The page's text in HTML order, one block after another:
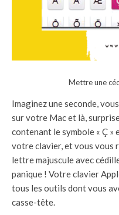
Mettre une
Imaginez une seconde,
sur votre Mac et là,
contenant le symbole « Ç »
votre clavier, et vous vous
lettre majuscule avec
panique ! Votre clavier
tous les outils dont vous
casse-tête.